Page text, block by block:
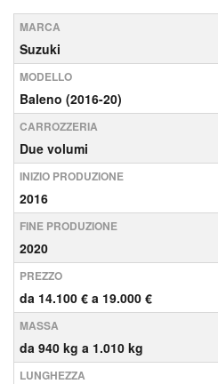
MARCA
Suzuki
MODELLO
Baleno (2016-20)
CARROZZERIA
Due volumi
INIZIO PRODUZIONE
2016
FINE PRODUZIONE
2020
PREZZO
da 14.100 € a 19.000 €
MASSA
da 940 kg a 1.010 kg
LUNGHEZZA